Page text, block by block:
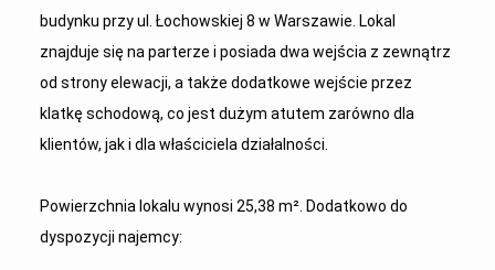
budynku przy ul. Łochowskiej 8 w Warszawie. Lokal
znajduje się na parterze i posiada dwa wejścia z zewnątrz
od strony elewacji, a także dodatkowe wejście przez
klatkę schodową, co jest dużym atutem zarówno dla
klientów, jak i dla właściciela działalności.
Powierzchnia lokalu wynosi 25,38 m². Dodatkowo do
dyspozycji najemcy: